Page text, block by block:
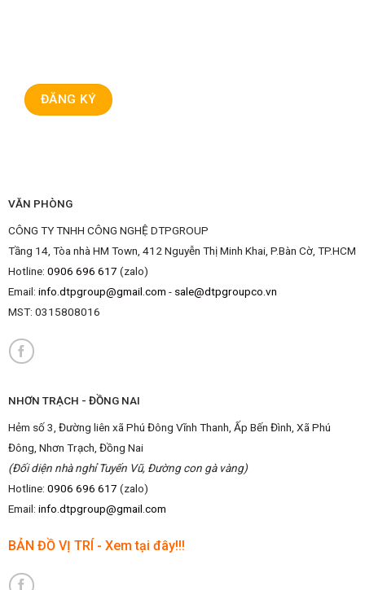
VĂN PHÒNG
CÔNG TY TNHH CÔNG NGHỆ DTPGROUP
Tầng 14, Tòa nhà HM Town, 412 Nguyễn Thị Minh Khai, P.Bàn Cờ, TP.HCM
Hotline: 0906 696 617 (zalo)
Email: info.dtpgroup@gmail.com - sale@dtpgroupco.vn
MST: 0315808016
NHƠN TRẠCH - ĐỒNG NAI
Hẻm số 3, Đường liên xã Phú Đông Vĩnh Thanh, Ấp Bến Đình, Xã Phú
Đông, Nhơn Trạch, Đồng Nai
(Đối diện nhà nghỉ Tuyến Vũ, Đường con gà vàng)
Hotline: 0906 696 617 (zalo)
Email: info.dtpgroup@gmail.com
BẢN ĐỒ VỊ TRÍ - Xem tại đây!!!